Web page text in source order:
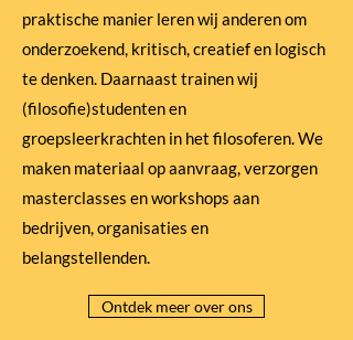
praktische manier leren wij anderen om
onderzoekend, kritisch, creatief en logisch
te denken. Daarnaast trainen wij
(filosofie)studenten en
groepsleerkrachten in het filosoferen. We
maken materiaal op aanvraag, verzorgen
masterclasses en workshops aan
bedrijven, organisaties en
belangstellenden.
Ontdek meer over ons